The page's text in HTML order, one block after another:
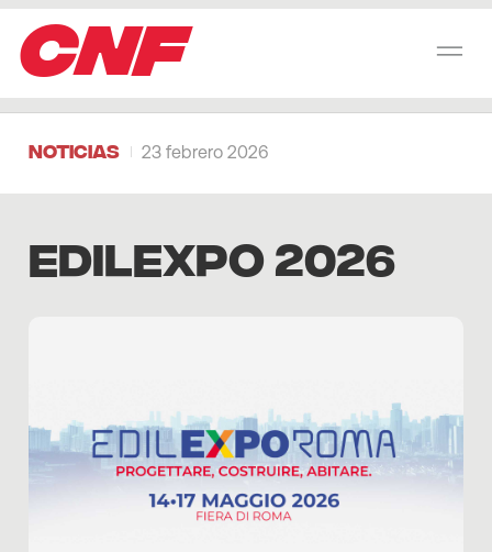
CNF
Noticias 23 febrero 2026
Edilexpo 2026